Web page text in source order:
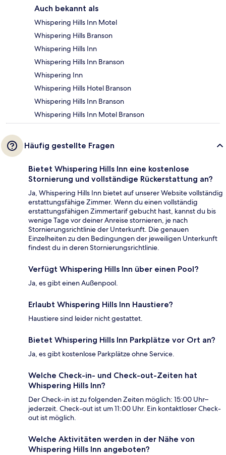
Auch bekannt als
Whispering Hills Inn Motel
Whispering Hills Branson
Whispering Hills Inn
Whispering Hills Inn Branson
Whispering Inn
Whispering Hills Hotel Branson
Whispering Hills Inn Branson
Whispering Hills Inn Motel Branson
Häufig gestellte Fragen
Bietet Whispering Hills Inn eine kostenlose
Stornierung und vollständige Rückerstattung an?
Ja, Whispering Hills Inn bietet auf unserer Website vollständig
erstattungsfähige Zimmer. Wenn du einen vollständig
erstattungsfähigen Zimmertarif gebucht hast, kannst du bis
wenige Tage vor deiner Anreise stornieren, je nach
Stornierungsrichtlinie der Unterkunft. Die genauen
Einzelheiten zu den Bedingungen der jeweiligen Unterkunft
findest du in deren Stornierungsrichtlinie.
Verfügt Whispering Hills Inn über einen Pool?
Ja, es gibt einen Außenpool.
Erlaubt Whispering Hills Inn Haustiere?
Haustiere sind leider nicht gestattet.
Bietet Whispering Hills Inn Parkplätze vor Ort an?
Ja, es gibt kostenlose Parkplätze ohne Service.
Welche Check-in- und Check-out-Zeiten hat
Whispering Hills Inn?
Der Check-in ist zu folgenden Zeiten möglich: 15:00 Uhr–
jederzeit. Check-out ist um 11:00 Uhr. Ein kontaktloser Check-
out ist möglich.
Welche Aktivitäten werden in der Nähe von
Whispering Hills Inn angeboten?